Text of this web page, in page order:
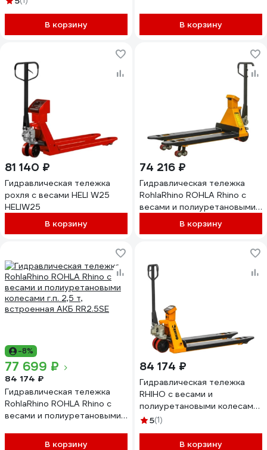
В корзину В корзину
81 140 ₽
Гидравлическая тележка
рохля с весами HELI W25
HELIW25
В корзину
74 216 ₽
Гидравлическая тележка
RohlaRhino ROHLA Rhino с
весами и полиуретановыми
колесами г.п. 2 т, встроенная
В корзину
-8%
77 699 ₽
84 174 ₽
Гидравлическая тележка
RohlaRhino ROHLA Rhino с
весами и полиуретановыми
встроенная АКБ RR2.5SE
В корзину
84 174 ₽
Гидравлическая тележка
RHIHO с весами и
полиуретановыми колесами
2.5SE
5(1)
В корзину